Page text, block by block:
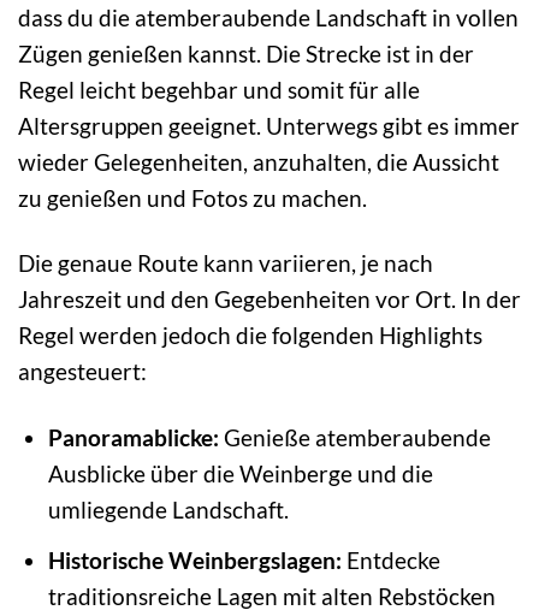
dass du die atemberaubende Landschaft in vollen
Zügen genießen kannst. Die Strecke ist in der
Regel leicht begehbar und somit für alle
Altersgruppen geeignet. Unterwegs gibt es immer
wieder Gelegenheiten, anzuhalten, die Aussicht
zu genießen und Fotos zu machen.
Die genaue Route kann variieren, je nach
Jahreszeit und den Gegebenheiten vor Ort. In der
Regel werden jedoch die folgenden Highlights
angesteuert:
Panoramablicke: Genieße atemberaubende
Ausblicke über die Weinberge und die
umliegende Landschaft.
Historische Weinbergslagen: Entdecke
traditionsreiche Lagen mit alten Rebstöcken